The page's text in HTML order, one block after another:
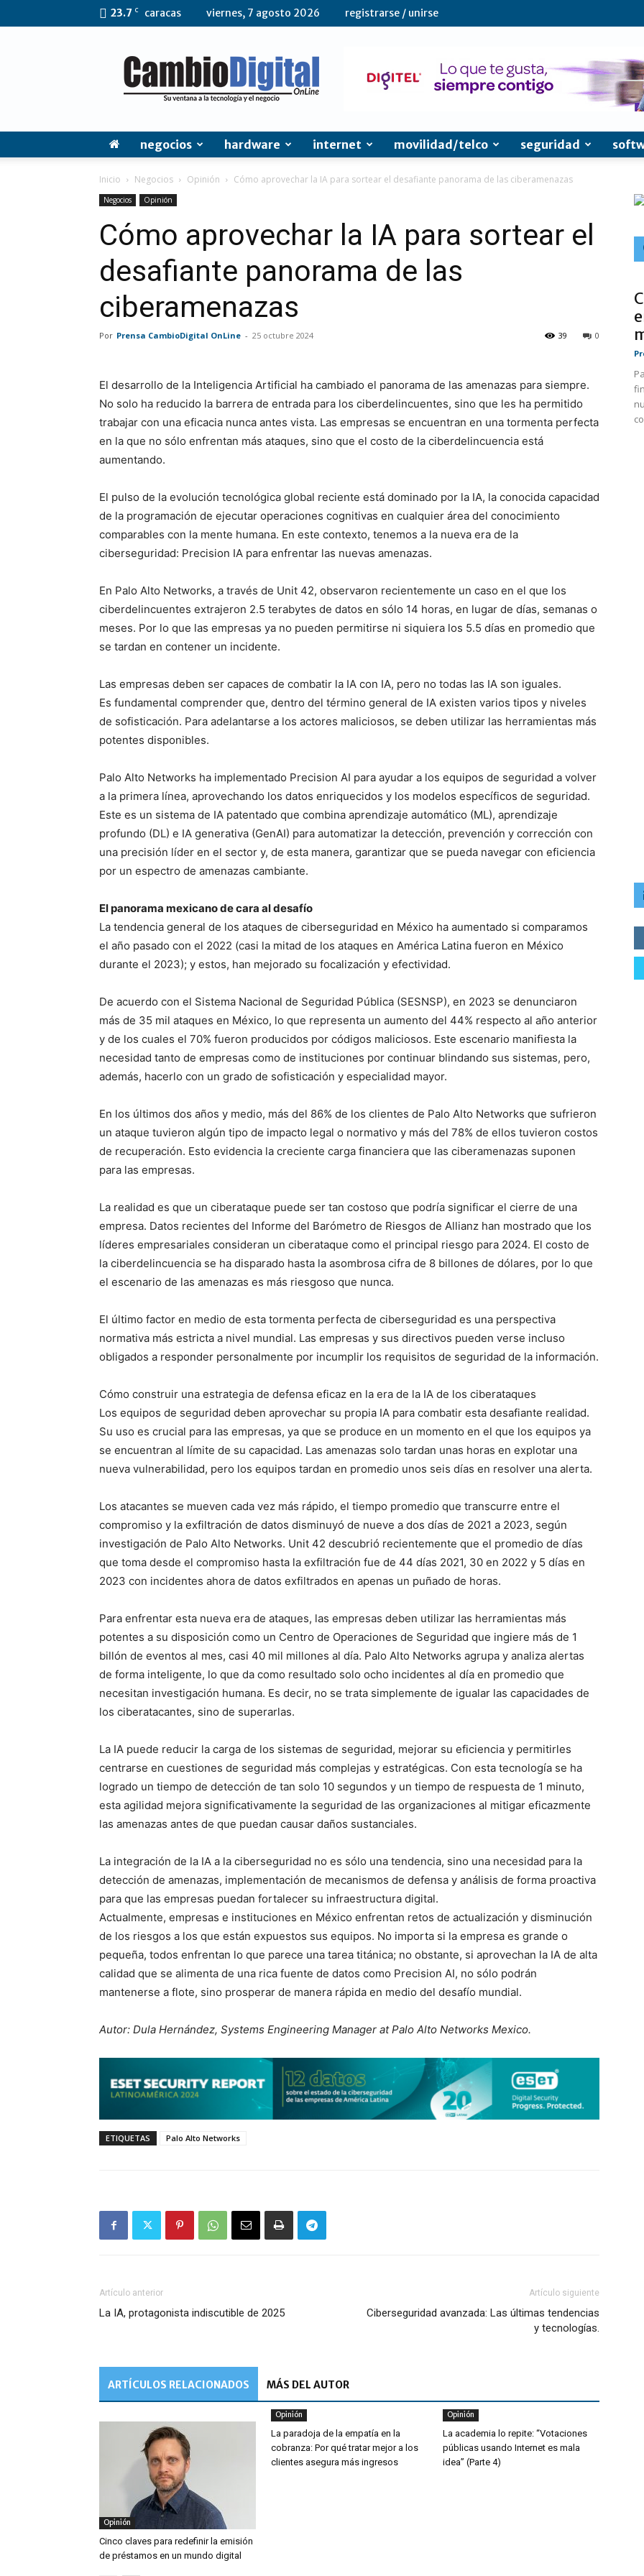
23.7 C caracas viernes, 7 agosto 2026 registrarse / unirse
CambioDigital
OnLine
negocios hardware internet movilidad/telco seguridad
Inicio Negocios Opinión Cómo aprovechar la IA para sortear el desafiante panorama de las ciberamenazas
Negocios Opinión
Cómo aprovechar la IA para sortear el
desafiante panorama de las
ciberamenazas
Por Prensa CambioDigital OnLine - 25 octubre 2024 0
39
El desarrollo de la Inteligencia Artificial ha cambiado el panorama de las amenazas para siempre.
No solo ha reducido la barrera de entrada para los ciberdelincuentes, sino que les ha permitido
trabajar con una eficacia nunca antes vista. Las empresas se encuentran en una tormenta perfecta
en la que no sólo enfrentan más ataques, sino que el costo de la ciberdelincuencia está
aumentando.
El pulso de la evolución tecnológica global reciente está dominado por la IA, la conocida capacidad
de la programación de ejecutar operaciones cognitivas en cualquier área del conocimiento
comparables con la mente humana. En este contexto, tenemos a la nueva era de la
ciberseguridad: Precision IA para enfrentar las nuevas amenazas.
En Palo Alto Networks, a través de Unit 42, observaron recientemente un caso en el que los
ciberdelincuentes extrajeron 2.5 terabytes de datos en sólo 14 horas, en lugar de días, semanas o
meses. Por lo que las empresas ya no pueden permitirse ni siquiera los 5.5 días en promedio que
se tardan en contener un incidente.
Las empresas deben ser capaces de combatir la IA con IA, pero no todas las IA son iguales.
Es fundamental comprender que, dentro del término general de IA existen varios tipos y niveles
de sofisticación. Para adelantarse a los actores maliciosos, se deben utilizar las herramientas más
potentes disponibles.
Palo Alto Networks ha implementado Precision AI para ayudar a los equipos de seguridad a volver
a la primera línea, aprovechando los datos enriquecidos y los modelos específicos de seguridad.
Este es un sistema de IA patentado que combina aprendizaje automático (ML), aprendizaje
profundo (DL) e IA generativa (GenAI) para automatizar la detección, prevención y corrección con
una precisión líder en el sector y, de esta manera, garantizar que se pueda navegar con eficiencia
por un espectro de amenazas cambiante.
El panorama mexicano de cara al desafío
La tendencia general de los ataques de ciberseguridad en México ha aumentado si comparamos
el año pasado con el 2022 (casi la mitad de los ataques en América Latina fueron en México
durante el 2023); y estos, han mejorado su focalización y efectividad.
De acuerdo con el Sistema Nacional de Seguridad Pública (SESNSP), en 2023 se denunciaron
más de 35 mil ataques en México, lo que representa un aumento del 44% respecto al año anterior
y de los cuales el 70% fueron producidos por códigos maliciosos. Este escenario manifiesta la
necesidad tanto de empresas como de instituciones por continuar blindando sus sistemas, pero,
además, hacerlo con un grado de sofisticación y especialidad mayor.
En los últimos dos años y medio, más del 86% de los clientes de Palo Alto Networks que sufrieron
un ataque tuvieron algún tipo de impacto legal o normativo y más del 78% de ellos tuvieron costos
de recuperación. Esto evidencia la creciente carga financiera que las ciberamenazas suponen
para las empresas.
La realidad es que un ciberataque puede ser tan costoso que podría significar el cierre de una
empresa. Datos recientes del Informe del Barómetro de Riesgos de Allianz han mostrado que los
líderes empresariales consideran un ciberataque como el principal riesgo para 2024. El costo de
la ciberdelincuencia se ha disparado hasta la asombrosa cifra de 8 billones de dólares, por lo que
el escenario de las amenazas es más riesgoso que nunca.
El último factor en medio de esta tormenta perfecta de ciberseguridad es una perspectiva
normativa más estricta a nivel mundial. Las empresas y sus directivos pueden verse incluso
obligados a responder personalmente por incumplir los requisitos de seguridad de la información.
Cómo construir una estrategia de defensa eficaz en la era de la IA de los ciberataques
Los equipos de seguridad deben aprovechar su propia IA para combatir esta desafiante realidad.
Su uso es crucial para las empresas, ya que se produce en un momento en el que los equipos ya
se encuentran al límite de su capacidad. Las amenazas solo tardan unas horas en explotar una
nueva vulnerabilidad, pero los equipos tardan en promedio unos seis días en resolver una alerta.
Los atacantes se mueven cada vez más rápido, el tiempo promedio que transcurre entre el
compromiso y la exfiltración de datos disminuyó de nueve a dos días de 2021 a 2023, según
investigación de Palo Alto Networks. Unit 42 descubrió recientemente que el promedio de días
que toma desde el compromiso hasta la exfiltración fue de 44 días 2021, 30 en 2022 y 5 días en
2023 con incidentes ahora de datos exfiltrados en apenas un puñado de horas.
Para enfrentar esta nueva era de ataques, las empresas deben utilizar las herramientas más
potentes a su disposición como un Centro de Operaciones de Seguridad que ingiere más de 1
billón de eventos al mes, casi 40 mil millones al día. Palo Alto Networks agrupa y analiza alertas
de forma inteligente, lo que da como resultado solo ocho incidentes al día en promedio que
necesitan investigación humana. Es decir, no se trata simplemente de igualar las capacidades de
los ciberatacantes, sino de superarlas.
La IA puede reducir la carga de los sistemas de seguridad, mejorar su eficiencia y permitirles
centrarse en cuestiones de seguridad más complejas y estratégicas. Con esta tecnología se ha
logrado un tiempo de detección de tan solo 10 segundos y un tiempo de respuesta de 1 minuto,
esta agilidad mejora significativamente la seguridad de las organizaciones al mitigar eficazmente
las amenazas antes de que puedan causar daños sustanciales.
La integración de la IA a la ciberseguridad no es sólo una tendencia, sino una necesidad para la
detección de amenazas, implementación de mecanismos de defensa y análisis de forma proactiva
para que las empresas puedan fortalecer su infraestructura digital.
Actualmente, empresas e instituciones en México enfrentan retos de actualización y disminución
de los riesgos a los que están expuestos sus equipos. No importa si la empresa es grande o
pequeña, todos enfrentan lo que parece una tarea titánica; no obstante, si aprovechan la IA de alta
calidad que se alimenta de una rica fuente de datos como Precision AI, no sólo podrán
mantenerse a flote, sino prosperar de manera rápida en medio del desafío mundial.
Autor: Dula Hernández, Systems Engineering Manager at Palo Alto Networks Mexico.
ETIQUETAS Palo Alto Networks
Artículo anterior
La IA, protagonista indiscutible de 2025
Artículo siguiente
Ciberseguridad avanzada: Las últimas tendencias
y tecnologías.
ARTÍCULOS RELACIONADOS MÁS DEL AUTOR
Opinión
Cinco claves para redefinir la emisión
de préstamos en un mundo digital
Opinión
La paradoja de la empatía en la
cobranza: Por qué tratar mejor a los
clientes asegura más ingresos
Opinión
La academia lo repite: “Votaciones
públicas usando Internet es mala
idea” (Parte 4)